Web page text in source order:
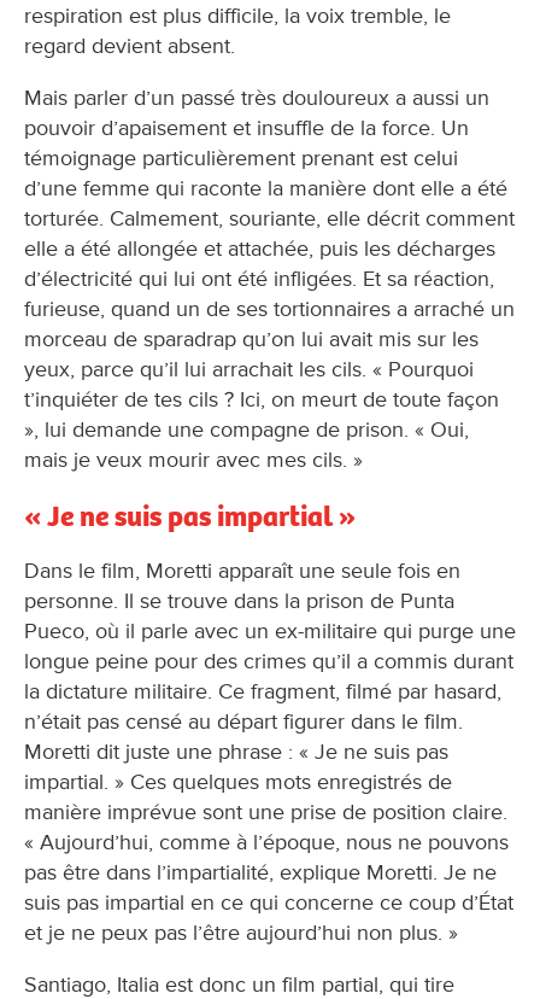
respiration est plus difficile, la voix tremble, le
regard devient absent.
Mais parler d’un passé très douloureux a aussi un
pouvoir d’apaisement et insuffle de la force. Un
témoignage particulièrement prenant est celui
d’une femme qui raconte la manière dont elle a été
torturée. Calmement, souriante, elle décrit comment
elle a été allongée et attachée, puis les décharges
d’électricité qui lui ont été infligées. Et sa réaction,
furieuse, quand un de ses tortionnaires a arraché un
morceau de sparadrap qu’on lui avait mis sur les
yeux, parce qu’il lui arrachait les cils. « Pourquoi
t’inquiéter de tes cils ? Ici, on meurt de toute façon
», lui demande une compagne de prison. « Oui,
mais je veux mourir avec mes cils. »
« Je ne suis pas impartial »
Dans le film, Moretti apparaît une seule fois en
personne. Il se trouve dans la prison de Punta
Pueco, où il parle avec un ex-militaire qui purge une
longue peine pour des crimes qu’il a commis durant
la dictature militaire. Ce fragment, filmé par hasard,
n’était pas censé au départ figurer dans le film.
Moretti dit juste une phrase : « Je ne suis pas
impartial. » Ces quelques mots enregistrés de
manière imprévue sont une prise de position claire.
« Aujourd’hui, comme à l’époque, nous ne pouvons
pas être dans l’impartialité, explique Moretti. Je ne
suis pas impartial en ce qui concerne ce coup d’État
et je ne peux pas l’être aujourd’hui non plus. »
Santiago, Italia est donc un film partial, qui tire